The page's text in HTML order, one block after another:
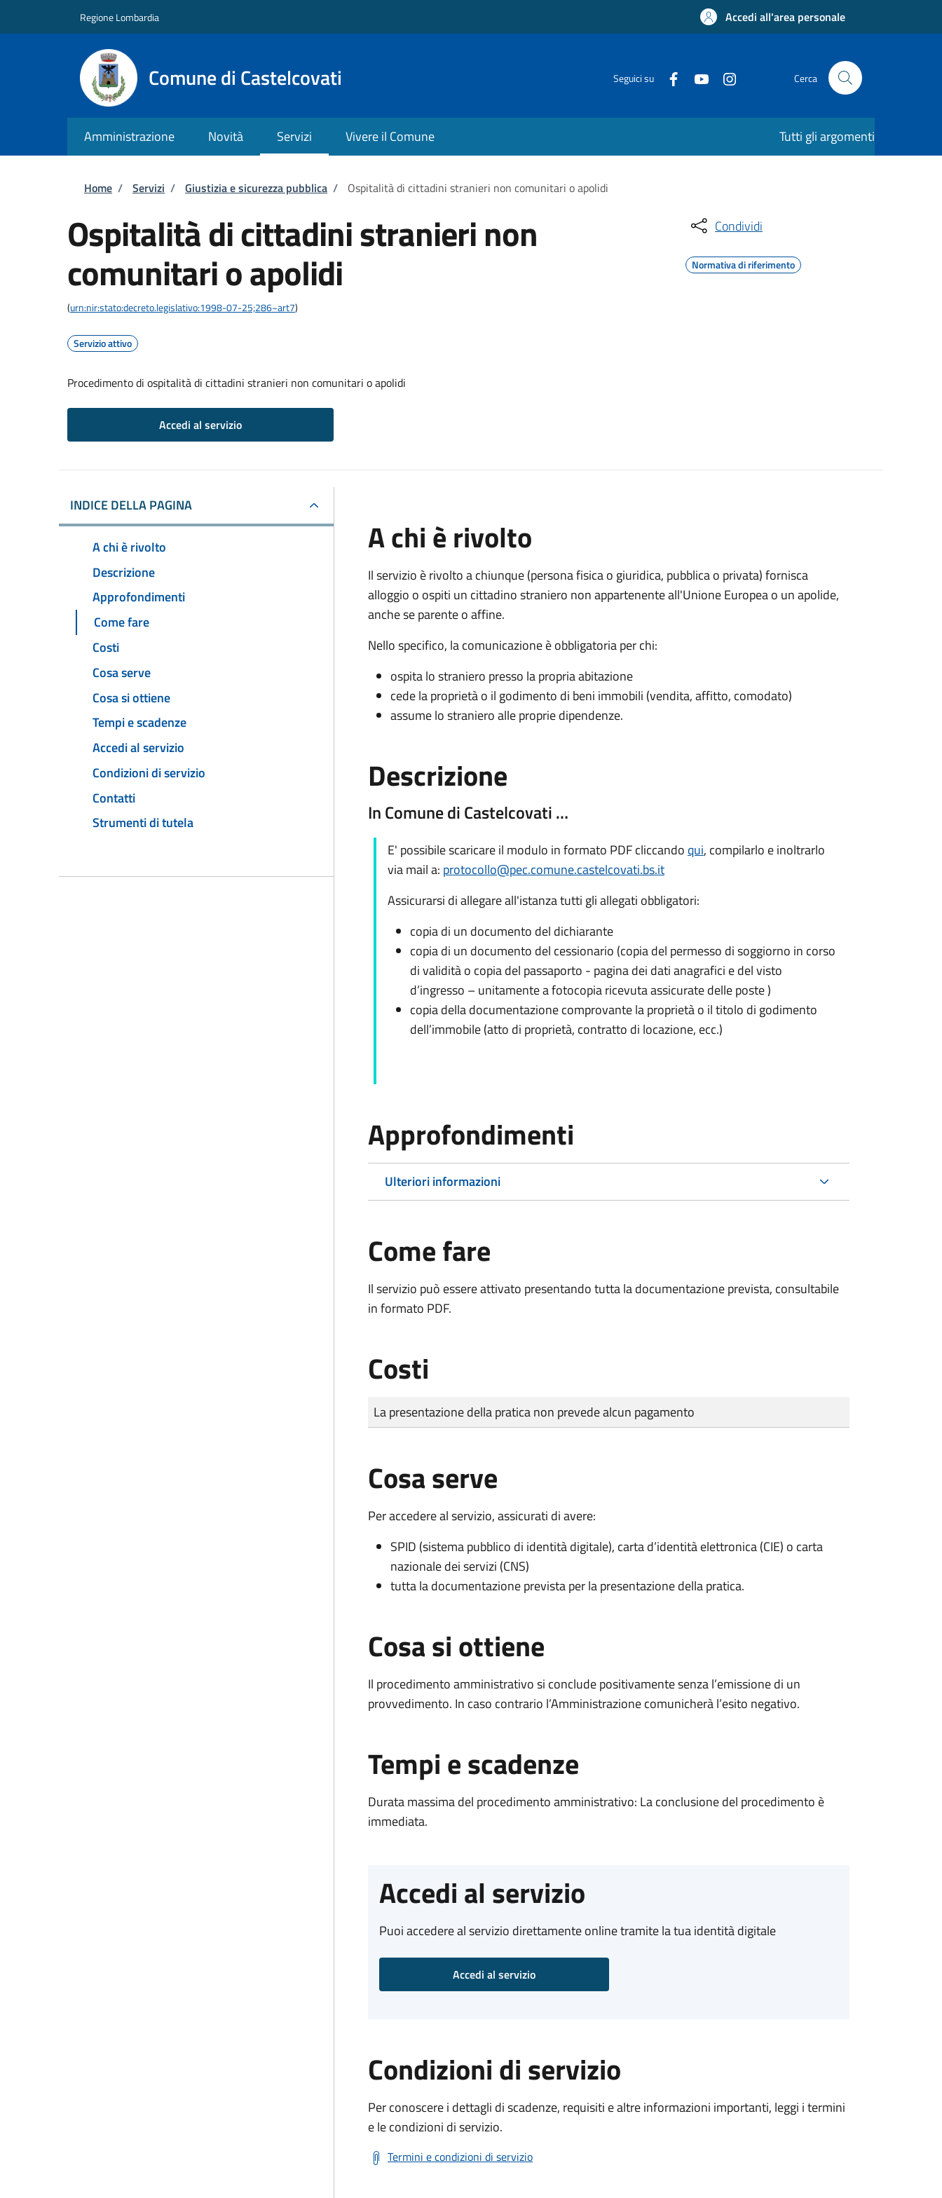
Regione Lombardia Accedi all'area personale
Comune di Castelcovati Seguici su Cerca
Amministrazione Novità Servizi Vivere il Comune Tutti gli argomenti
Briciole di pane
Home / Servizi / Giustizia e sicurezza pubblica / Ospitalità di cittadini stranieri non comunitari o apolidi
Ospitalità di cittadini stranieri non
comunitari o apolidi
(urn:nir:stato:decreto.legislativo:1998-07-25;286~art7)
Servizio attivo
Procedimento di ospitalità di cittadini stranieri non comunitari o apolidi
Accedi al servizio
Condividi
Normativa di riferimento
INDICE DELLA PAGINA
A chi è rivolto
Descrizione
Approfondimenti
Come fare
Costi
Cosa serve
Cosa si ottiene
Tempi e scadenze
Accedi al servizio
Condizioni di servizio
Contatti
Strumenti di tutela
A chi è rivolto
Il servizio è rivolto a chiunque (persona fisica o giuridica, pubblica o privata) fornisca
alloggio o ospiti un cittadino straniero non appartenente all'Unione Europea o un apolide,
anche se parente o affine.
Nello specifico, la comunicazione è obbligatoria per chi:
ospita lo straniero presso la propria abitazione
cede la proprietà o il godimento di beni immobili (vendita, affitto, comodato)
assume lo straniero alle proprie dipendenze.
Descrizione
In Comune di Castelcovati …
E' possibile scaricare il modulo in formato PDF cliccando qui, compilarlo e inoltrarlo
via mail a: protocollo@pec.comune.castelcovati.bs.it
Assicurarsi di allegare all'istanza tutti gli allegati obbligatori:
copia di un documento del dichiarante
copia di un documento del cessionario (copia del permesso di soggiorno in corso
di validità o copia del passaporto - pagina dei dati anagrafici e del visto
d’ingresso – unitamente a fotocopia ricevuta assicurate delle poste )
copia della documentazione comprovante la proprietà o il titolo di godimento
dell’immobile (atto di proprietà, contratto di locazione, ecc.)
Approfondimenti
Ulteriori informazioni
Come fare
Il servizio può essere attivato presentando tutta la documentazione prevista, consultabile
in formato PDF.
Costi
Tipo di pagamento
Importo
La presentazione della pratica non prevede alcun pagamento
Cosa serve
Per accedere al servizio, assicurati di avere:
SPID (sistema pubblico di identità digitale), carta d’identità elettronica (CIE) o carta
nazionale dei servizi (CNS)
tutta la documentazione prevista per la presentazione della pratica.
Cosa si ottiene
Il procedimento amministrativo si conclude positivamente senza l’emissione di un
provvedimento. In caso contrario l’Amministrazione comunicherà l’esito negativo.
Tempi e scadenze
Durata massima del procedimento amministrativo: La conclusione del procedimento è
immediata.
Accedi al servizio
Puoi accedere al servizio direttamente online tramite la tua identità digitale
Accedi al servizio
Condizioni di servizio
Per conoscere i dettagli di scadenze, requisiti e altre informazioni importanti, leggi i termini
e le condizioni di servizio.
Termini e condizioni di servizio